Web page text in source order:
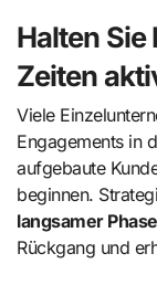
Halten Sie
Zeiten
Viele
Engagements in
aufgebaute
beginnen.
langsamer
Rückgang und